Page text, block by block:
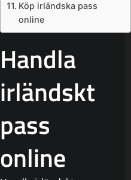
Köp irländska pass
online
Handla
irländskt
pass
online